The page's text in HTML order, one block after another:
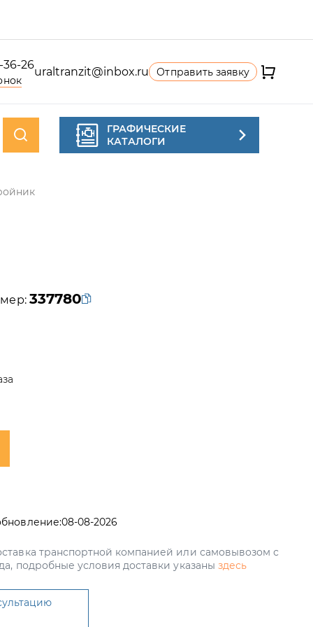
36-26
uraltranzit@inbox.ru Отправить заявку
ГРАФИЧЕСКИЕ
КАТАЛОГИ
337780
08-08-2026
транспортной компанией или самовывозом с
подробные условия доставки указаны здесь